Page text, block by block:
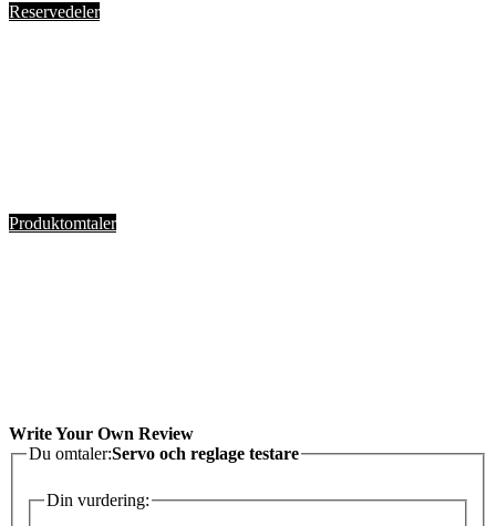
Reservedeler
Produktomtaler
Write Your Own Review
Du omtaler:Servo och reglage testare
Din vurdering: